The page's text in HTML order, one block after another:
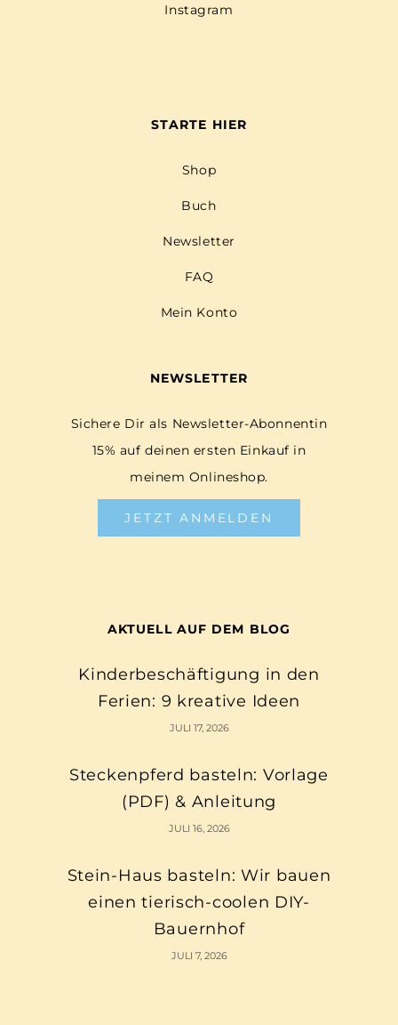
Instagram
STARTE HIER
Shop
Buch
Newsletter
FAQ
Mein Konto
NEWSLETTER
Sichere Dir als Newsletter-Abonnentin
15% auf deinen ersten Einkauf in
meinem Onlineshop.
JETZT ANMELDEN
AKTUELL AUF DEM BLOG
Kinderbeschäftigung in den
Ferien: 9 kreative Ideen
JULI 17, 2026
Steckenpferd basteln: Vorlage
(PDF) & Anleitung
JULI 16, 2026
Stein-Haus basteln: Wir bauen
einen tierisch-coolen DIY-
Bauernhof
JULI 7, 2026